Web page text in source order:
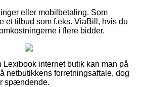
eller mobilbetaling. Som
et tilbud som f.eks. ViaBill, hvis du
i flere bidder.
Lexibook internet butik kan man på
netbutikkens forretningsaftale, dog
spændende.